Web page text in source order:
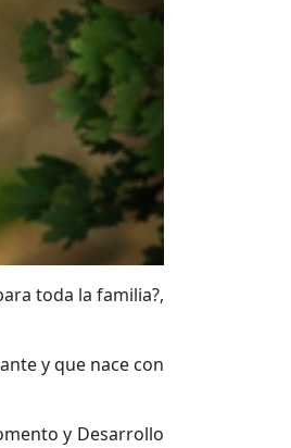
toda la familia?,
y que nace con
y Desarrollo